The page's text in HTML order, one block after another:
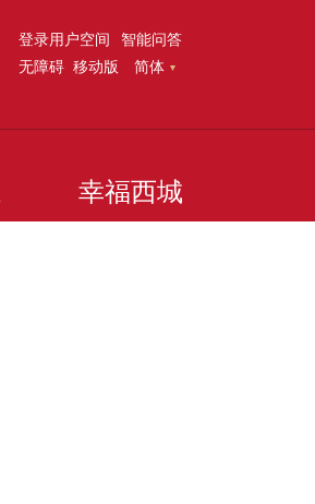
登录用户空间 智能问答
无障碍 移动版 简体
幸福西城